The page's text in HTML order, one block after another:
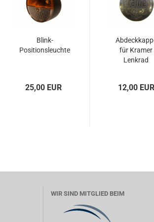
Blink-
Positionsleuchte
25,00 EUR
für Kramer
Lenkrad
12,00 EUR
WIR SIND MITGLIED BEIM